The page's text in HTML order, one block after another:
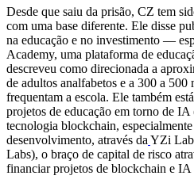
Desde que saiu da prisão, CZ tem
com uma base diferente. Ele disse
na educação e no investimento —
Academy, uma plataforma de
descreveu como direcionada a
de adultos analfabetos e a 300 a 500
frequentam a escola. Ele também
projetos de educação em torno de
tecnologia blockchain,
desenvolvimento, através da YZi
Labs), o braço de capital de risco
financiar projetos de blockchain e IA